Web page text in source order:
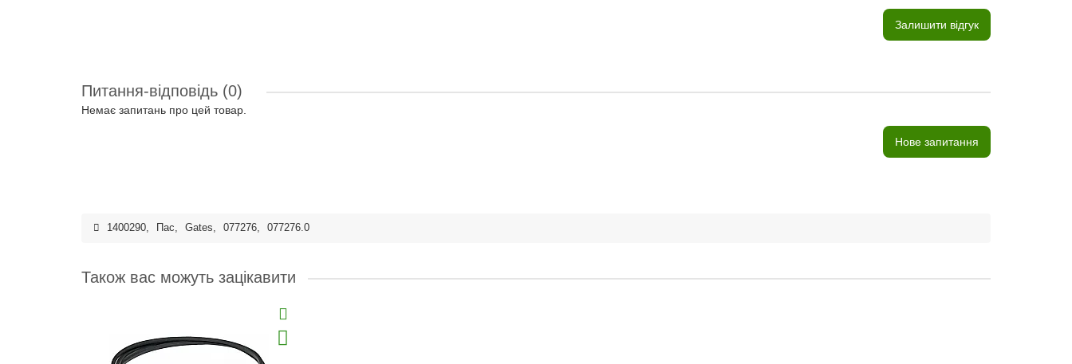
Залишити відгук
Питання-відповідь (0)
Немає запитань про цей товар.
Нове запитання
1400290, Пас, Gates, 077276, 077276.0
Також вас можуть зацікавити